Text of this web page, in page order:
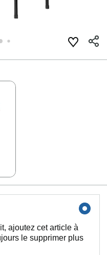
ajoutez cet article à
le supprimer plus